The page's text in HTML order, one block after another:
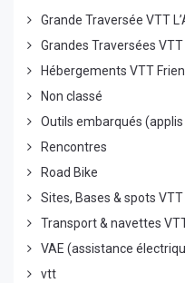
Grande Traversée VTT
Grandes Traversées VTT
Hébergements VTT
Non classé
Outils embarqués
Rencontres
Road Bike
Sites, Bases & spots VTT
Transport & navettes
VAE (assistance
vtt